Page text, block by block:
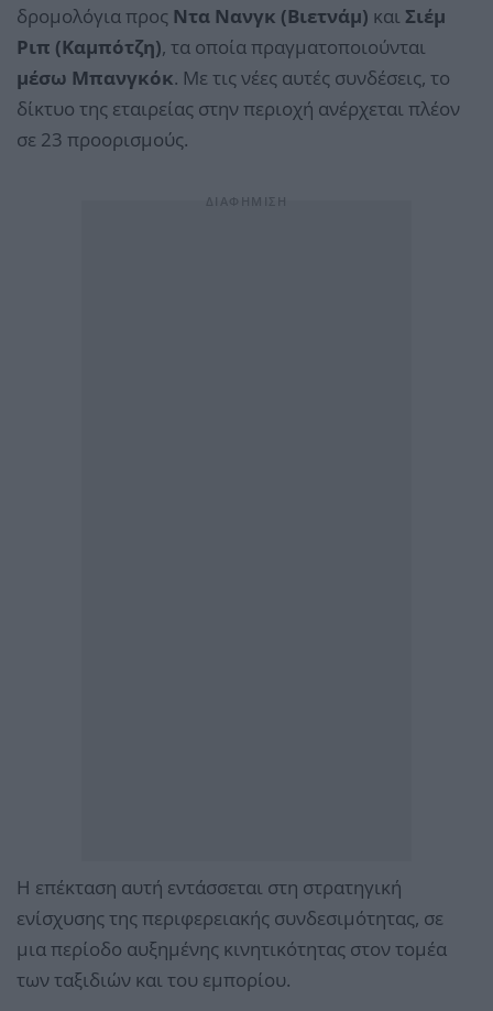
δρομολόγια προς Ντα Νανγκ (Βιετνάμ) και Σιέμ
Ριπ (Καμπότζη), τα οποία πραγματοποιούνται
μέσω Μπανγκόκ. Με τις νέες αυτές συνδέσεις, το
δίκτυο της εταιρείας στην περιοχή ανέρχεται πλέον
σε 23 προορισμούς.
Η επέκταση αυτή εντάσσεται στη στρατηγική
ενίσχυσης της περιφερειακής συνδεσιμότητας, σε
μια περίοδο αυξημένης κινητικότητας στον τομέα
των ταξιδιών και του εμπορίου.